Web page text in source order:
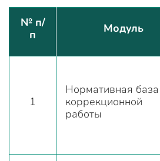
№ п/
п
Модуль
1
Нормативная база
коррекционной
работы